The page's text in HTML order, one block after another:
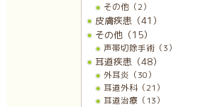
その他（2）
皮膚疾患（41）
その他（15）
声帯切除手術（3）
耳道疾患（48）
外耳炎（30）
耳道外科（21）
耳道治療（13）